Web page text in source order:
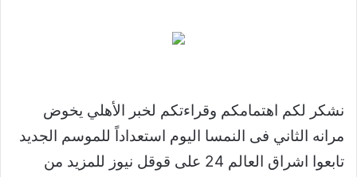
نشكر لكم اهتمامكم وقراءتكم لخبر الأهلي يخوض
مرانه الثاني فى النمسا اليوم استعداداً للموسم الجديد
تابعوا اشراق العالم 24 على قوقل نيوز للمزيد من